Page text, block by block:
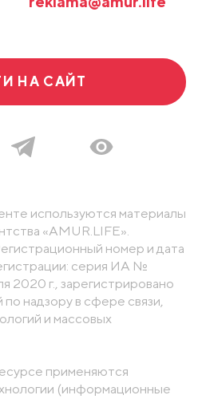
НА САЙТ
используются материалы
«AMUR.LIFE».
номер и дата
серия ИА №
г., зарегистрировано
надзору в сфере связи,
и массовых
применяются
(информационные